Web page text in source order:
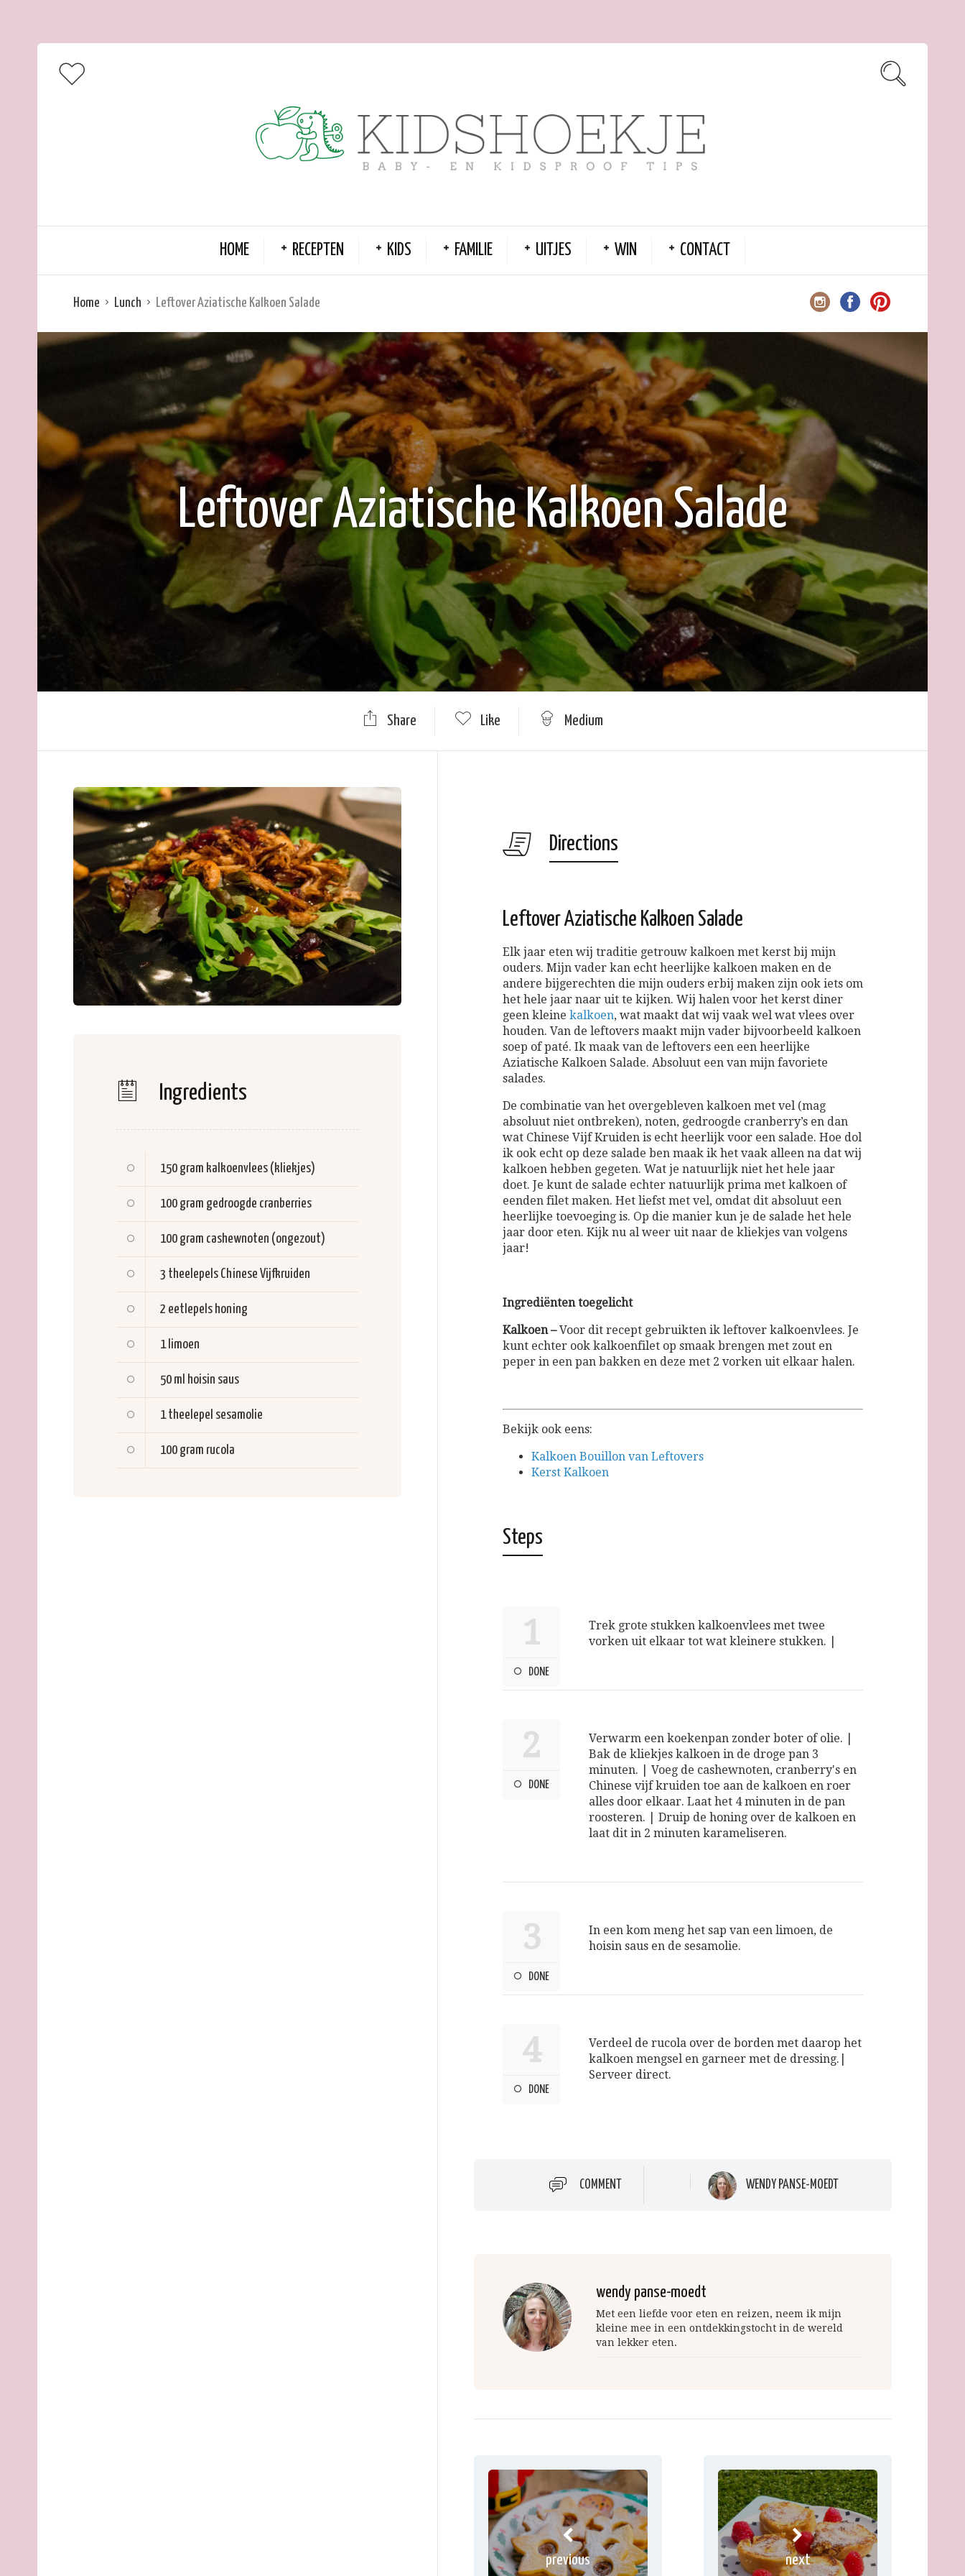
HOME RECEPTEN KIDS FAMILIE UITJES WIN CONTACT
Home Lunch Leftover Aziatische Kalkoen Salade
Leftover Aziatische Kalkoen Salade
Share Like Medium
Ingredients
150 gram kalkoenvlees (kliekjes)
100 gram gedroogde cranberries
100 gram cashewnoten (ongezout)
3 theelepels Chinese Vijfkruiden
2 eetlepels honing
1 limoen
50 ml hoisin saus
1 theelepel sesamolie
100 gram rucola
Directions
Leftover Aziatische Kalkoen Salade
Elk jaar eten wij traditie getrouw kalkoen met kerst bij mijn
ouders. Mijn vader kan echt heerlijke kalkoen maken en de
andere bijgerechten die mijn ouders erbij maken zijn ook iets om
het hele jaar naar uit te kijken. Wij halen voor het kerst diner
geen kleine kalkoen, wat maakt dat wij vaak wel wat vlees over
houden. Van de leftovers maakt mijn vader bijvoorbeeld kalkoen
soep of paté. Ik maak van de leftovers een een heerlijke
Aziatische Kalkoen Salade. Absoluut een van mijn favoriete
salades.
De combinatie van het overgebleven kalkoen met vel (mag
absoluut niet ontbreken), noten, gedroogde cranberry’s en dan
wat Chinese Vijf Kruiden is echt heerlijk voor een salade. Hoe dol
ik ook echt op deze salade ben maak ik het vaak alleen na dat wij
kalkoen hebben gegeten. Wat je natuurlijk niet het hele jaar
doet. Je kunt de salade echter natuurlijk prima met kalkoen of
eenden filet maken. Het liefst met vel, omdat dit absoluut een
heerlijke toevoeging is. Op die manier kun je de salade het hele
jaar door eten. Kijk nu al weer uit naar de kliekjes van volgens
jaar!
Ingrediënten toegelicht
Kalkoen –Voor dit recept gebruikten ik leftover kalkoenvlees. Je
kunt echter ook kalkoenfilet op smaak brengen met zout en
peper in een pan bakken en deze met 2 vorken uit elkaar halen.
Bekijk ook eens:
Kalkoen Bouillon van Leftovers
Kerst Kalkoen
Steps
1
DONE
Trek grote stukken kalkoenvlees met twee
vorken uit elkaar tot wat kleinere stukken. |
2
DONE
Verwarm een koekenpan zonder boter of olie. |
Bak de kliekjes kalkoen in de droge pan 3
minuten. | Voeg de cashewnoten, cranberry's en
Chinese vijf kruiden toe aan de kalkoen en roer
alles door elkaar. Laat het 4 minuten in de pan
roosteren. | Druip de honing over de kalkoen en
laat dit in 2 minuten karameliseren.
3
DONE
In een kom meng het sap van een limoen, de
hoisin saus en de sesamolie.
4
DONE
Verdeel de rucola over de borden met daarop het
kalkoen mengsel en garneer met de dressing.|
Serveer direct.
COMMENT WENDY PANSE-MOEDT
wendy panse-moedt
Met een liefde voor eten en reizen, neem ik mijn
kleine mee in een ontdekkingstocht in de wereld
van lekker eten.
previous next